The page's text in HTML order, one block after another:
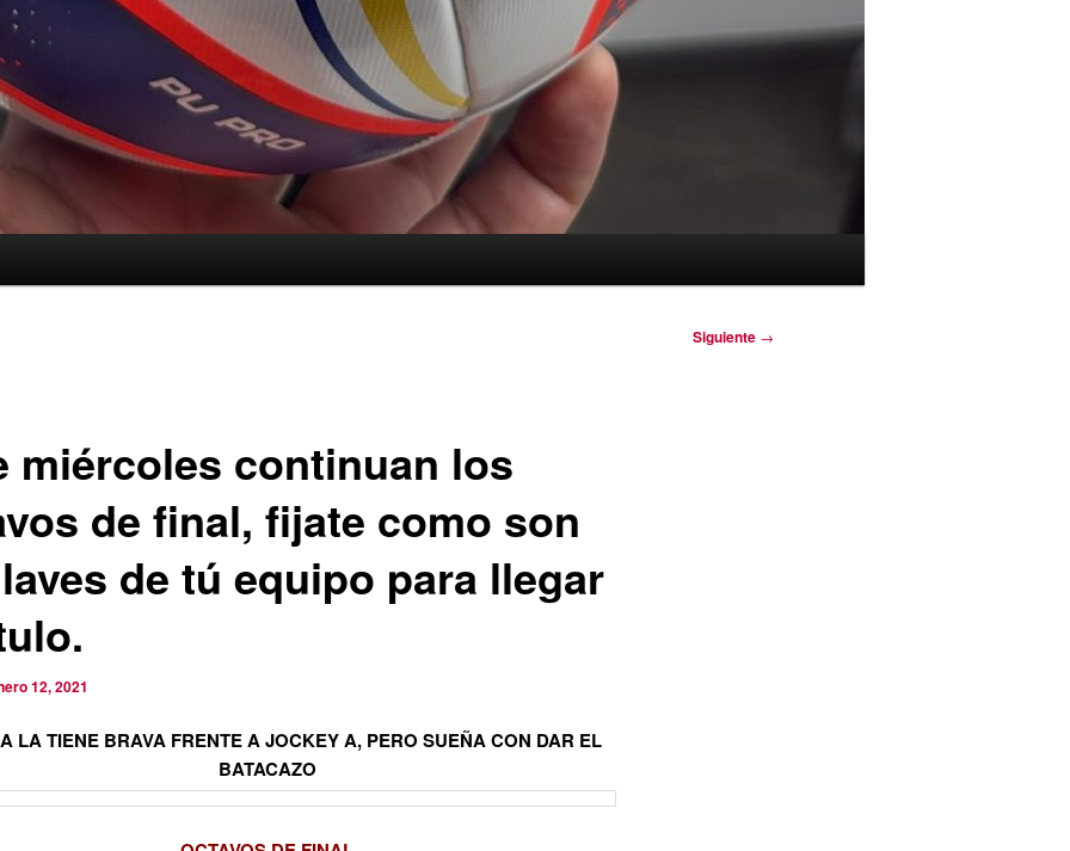
Siguiente →
miércoles continuan los
de final, fijate como son
de tú equipo para llegar
12, 2021
LA TIENE BRAVA FRENTE A JOCKEY A, PERO SUEÑA CON DAR EL
BATACAZO